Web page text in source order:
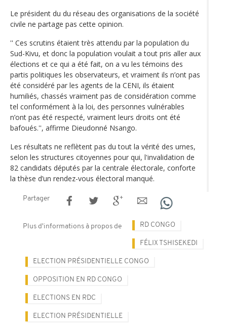
Le président du du réseau des organisations de la société
civile ne partage pas cette opinion.
'' Ces scrutins étaient très attendu par la population du
Sud-Kivu, et donc la population voulait a tout pris aller aux
élections et ce qui a été fait, on a vu les témoins des
partis politiques les observateurs, et vraiment ils n’ont pas
été considéré par les agents de la CENI, ils étaient
humiliés, chassés vraiment pas de considération comme
tel conformément à la loi, des personnes vulnérables
n’ont pas été respecté, vraiment leurs droits ont été
bafoués.'', affirme Dieudonné Nsango.
Les résultats ne reflètent pas du tout la vérité des urnes,
selon les structures citoyennes pour qui, l'invalidation de
82 candidats députés par la centrale électorale, conforte
la thèse d’un rendez-vous électoral manqué.
Partager
Plus d'informations à propos de RD CONGO
FÉLIX TSHISEKEDI
ELECTION PRÉSIDENTIELLE CONGO
OPPOSITION EN RD CONGO
ELECTIONS EN RDC
ELECTION PRÉSIDENTIELLE